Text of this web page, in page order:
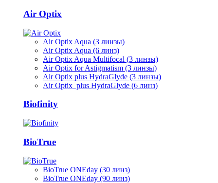
Air Optix
Air Optix Aqua (3 линзы)
Air Optix Aqua (6 линз)
Air Optix Aqua Multifocal (3 линзы)
Air Optix for Astigmatism (3 линзы)
Air Optix plus HydraGlyde (3 линзы)
Air Optix plus HydraGlyde (6 линз)
Biofinity
BioTrue
BioTrue ONEday (30 линз)
BioTrue ONEday (90 линз)